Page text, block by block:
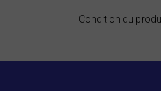
Condition du